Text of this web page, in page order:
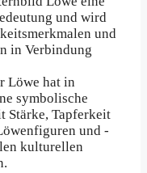
und wird
und
in Verbindung
Löwe hat in
symbolische
Stärke, Tapferkeit
und -
kulturellen